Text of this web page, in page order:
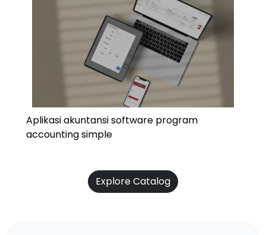
Aplikasi akuntansi software program
accounting simple
Explore Catalog